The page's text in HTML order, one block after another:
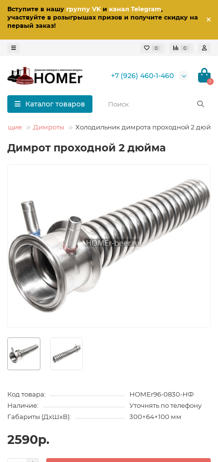
Вступите в нашу группу VKи канал Telegram,
участвуйте в розыгрышах призов и получите скидку на
первый заказ!
0 0
+7 (926) 460-1-460
0
Каталог товаров
Димроты Холодильник димрота проходной 2
Димрот проходной 2 дюйма
Код товара:
HOMEr96-0830-НФ
Наличие:
Уточнять по телефону
Габариты (ДхШхВ):
300×64×100 мм
2590р.